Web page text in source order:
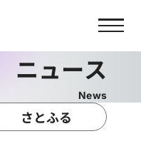
ニュース
さとふる